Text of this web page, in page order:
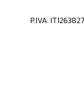
P.IVA: